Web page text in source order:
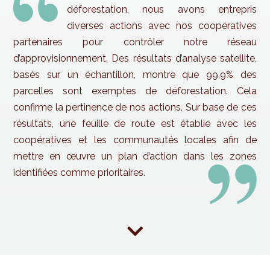
déforestation, nous avons entrepris
diverses actions avec nos coopératives
partenaires pour contrôler notre réseau
d’approvisionnement. Des résultats d’analyse satellite,
basés sur un échantillon, montre que 99,9% des
parcelles sont exemptes de déforestation. Cela
confirme la pertinence de nos actions. Sur base de ces
résultats, une feuille de route est établie avec les
coopératives et les communautés locales afin de
mettre en œuvre un plan d’action dans les zones
identifiées comme prioritaires.
